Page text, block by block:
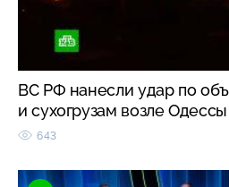
ВС РФ нанесли удар по
и сухогрузам возле Одессы
643